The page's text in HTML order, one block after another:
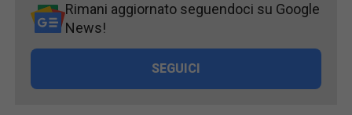
Rimani aggiornato seguendoci su Google
News!
SEGUICI